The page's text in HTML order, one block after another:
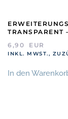
TRANSPARENT
6,90
EUR
INKL. MWST.,
In den